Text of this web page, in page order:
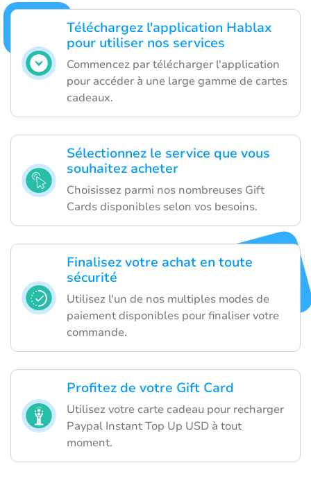
Téléchargez l'application Hablax
pour utiliser nos services
Commencez par télécharger l'application
pour accéder à une large gamme de cartes
cadeaux.
Sélectionnez le service que vous
souhaitez acheter
Choisissez parmi nos nombreuses Gift
Cards disponibles selon vos besoins.
Finalisez votre achat en toute
sécurité
Utilisez l'un de nos multiples modes de
paiement disponibles pour finaliser votre
commande.
Profitez de votre Gift Card
Utilisez votre carte cadeau pour recharger
Paypal Instant Top Up USD à tout
moment.